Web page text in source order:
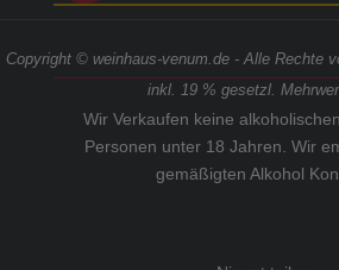
Copyright © weinhaus-venum.de - Alle Rechte
inkl. 19 % gesetzl.
Wir Verkaufen keine
Personen unter 18 Jahren. Wir
gemäßigten Alkohol